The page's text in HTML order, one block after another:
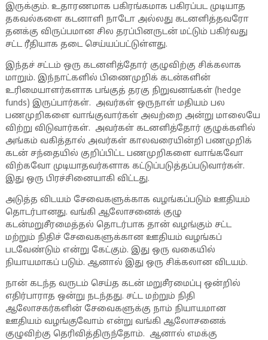
இருக்கும். உதாரணமாக பகிரங்கமாக பகிரப்பட முடியாத
தகவல்களை கடனாளி நாடோ அல்லது கடனளித்தவரோ
தனக்கு விருப்பமான சில தரப்பினருடன் மட்டும் பகிர்வது
சட்ட ரீதியாக தடை செய்யப்பட்டுள்ளது.
இந்தச் சட்டம் ஒரு கடனளித்தோர் குழுவிற்கு சிக்கலாக
மாறும். இந்நாட்களில் பிணைமுறிக் கடன்களின்
உரிமையாளர்களாக பங்குத் தரகு நிறுவனங்கள் (hedge
funds) இருப்பார்கள். அவர்கள் ஒருநாள் மதியம் பல
பணமுறிகளை வாங்குவார்கள் அவற்றை அன்று மாலையே
விற்று விடுவார்கள். அவர்கள் கடனளித்தோர் குழுக்களில்
அங்கம் வகித்தால் அவர்கள் காலவரையின்றி பணமுறிக்
கடன் சந்தையில் குறிப்பிட்ட பணமுறிகளை வாங்கவோ
விற்கவோ முடியாதவர்களாக கட்டுப்படுத்தப்படுவார்கள்.
இது ஒரு பிரச்சினையாகி விட்டது.
அடுத்த விடயம் சேவைகளுக்காக வழங்கப்படும் ஊதியம்
தொடர்பானது. வங்கி ஆலோசனைக் குழு
கடன்மறுசீரமைத்தல் தொடர்பாக தான் வழங்கும் சட்ட
மற்றும் நிதிச் சேவைகளுக்கான ஊதியம் வழங்கப்
படவேண்டும் என்று கேட்கும். இது ஒரு வகையில்
நியாயமாகப் படும். ஆனால் இது ஒரு சிக்கலான விடயம்.
நான் கடந்த வருடம் செய்த கடன் மறுசீரமைப்பு ஒன்றில்
எதிர்பாராத ஒன்று நடந்தது. சட்ட மற்றும் நிதி
ஆலோசகர்களின் சேவைகளுக்கு நாம் நியாயமான
ஊதியம் வழங்குவோம் என்று வங்கி ஆலோசனைக்
குழுவிற்கு தெரிவித்திருந்தோம். ஆனால் எமக்கு